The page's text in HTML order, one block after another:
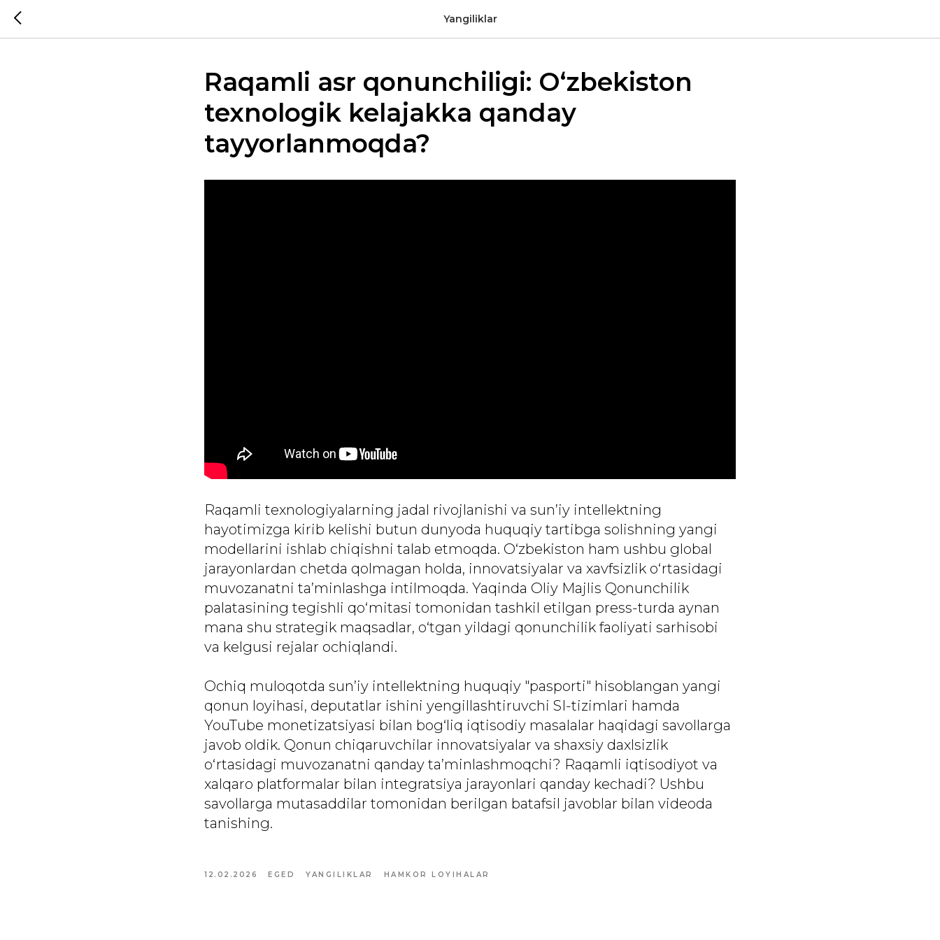
Yangiliklar
Raqamli asr qonunchiligi: O‘zbekiston
texnologik kelajakka qanday
tayyorlanmoqda?
Raqamli texnologiyalarning jadal rivojlanishi va sun’iy intellektning
hayotimizga kirib kelishi butun dunyoda huquqiy tartibga solishning yangi
modellarini ishlab chiqishni talab etmoqda. O‘zbekiston ham ushbu global
jarayonlardan chetda qolmagan holda, innovatsiyalar va xavfsizlik o‘rtasidagi
muvozanatni ta’minlashga intilmoqda. Yaqinda Oliy Majlis Qonunchilik
palatasining tegishli qo‘mitasi tomonidan tashkil etilgan press-turda aynan
mana shu strategik maqsadlar, o‘tgan yildagi qonunchilik faoliyati sarhisobi
va kelgusi rejalar ochiqlandi.
Ochiq muloqotda sun’iy intellektning huquqiy "pasporti" hisoblangan yangi
qonun loyihasi, deputatlar ishini yengillashtiruvchi SI-tizimlari hamda
YouTube monetizatsiyasi bilan bog‘liq iqtisodiy masalalar haqidagi savollarga
javob oldik. Qonun chiqaruvchilar innovatsiyalar va shaxsiy daxlsizlik
o‘rtasidagi muvozanatni qanday ta’minlashmoqchi? Raqamli iqtisodiyot va
xalqaro platformalar bilan integratsiya jarayonlari qanday kechadi? Ushbu
savollarga mutasaddilar tomonidan berilgan batafsil javoblar bilan videoda
tanishing.
12.02.2026 EGED YANGILIKLAR HAMKOR LOYIHALAR